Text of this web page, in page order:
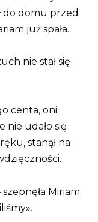
do domu przed
już spała.
nie stał się
centa, oni
nie udało się
stanął na
Miriam.